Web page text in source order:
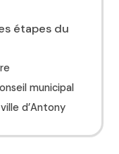
étapes du
municipal
d’Antony